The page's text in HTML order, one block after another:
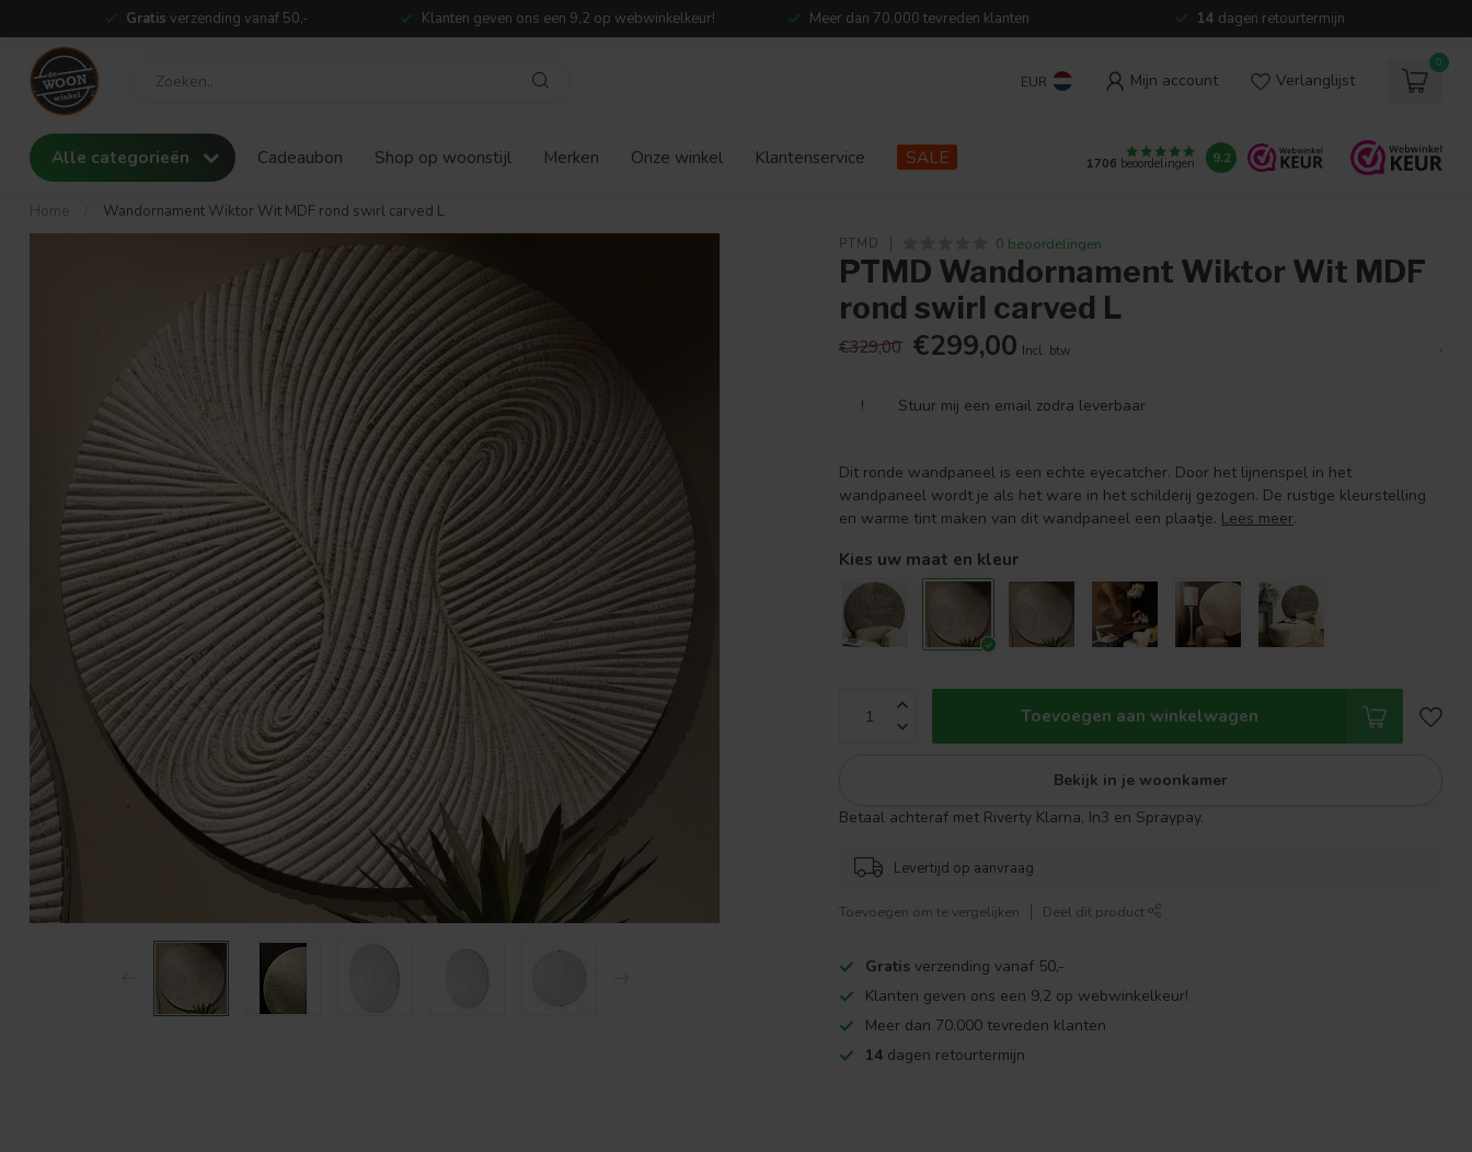
Gratis verzending vanaf 50,- Klanten geven ons een 9,2 op webwinkelkeur! Meer dan 70.000 tevreden klanten 14 dagen retourtermijn
EUR Mijn account Verlanglijst
0
Alle categorieën Cadeaubon Shop op woonstijl Merken Onze winkel Klantenservice SALE 1706 beoordelingen 9.2
Home Wandornament Wiktor Wit MDF rond swirl carved L
PTMD 0 beoordelingen
PTMD Wandornament Wiktor Wit MDF
rond swirl carved L
€329,00 €299,00 Incl. btw .
! Stuur mij een email zodra leverbaar
Dit ronde wandpaneel is een echte eyecatcher. Door het lijnenspel in het
wandpaneel wordt je als het ware in het schilderij gezogen. De rustige kleurstelling
en warme tint maken van dit wandpaneel een plaatje. Lees meer.
Kies uw maat en kleur
Toevoegen aan winkelwagen
Bekijk in je woonkamer
Betaal achteraf met Riverty Klarna, In3 en Spraypay.
Levertijd op aanvraag
Toevoegen om te vergelijken Deel dit product
Gratis verzending vanaf 50,-
Klanten geven ons een 9,2 op webwinkelkeur!
Meer dan 70.000 tevreden klanten
14 dagen retourtermijn